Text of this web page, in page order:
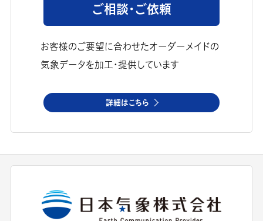
ご相談・ご依頼
お客様のご要望に合わせたオーダーメイドの
気象データを加工・提供しています
詳細はこちら